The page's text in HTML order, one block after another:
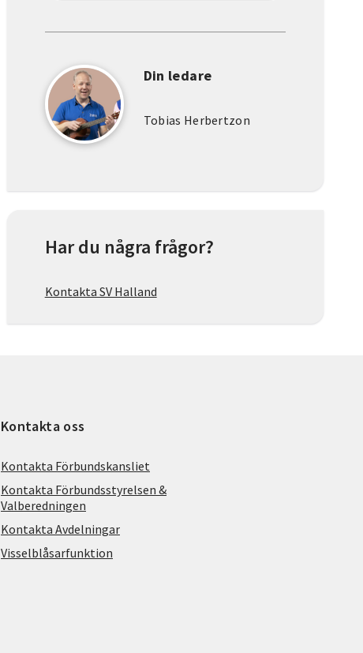
Din ledare
Tobias Herbertzon
Har du några frågor?
Kontakta SV Halland
Kontakta oss
Kontakta Förbundskansliet
Kontakta Förbundsstyrelsen &
Valberedningen
Kontakta Avdelningar
Visselblåsarfunktion